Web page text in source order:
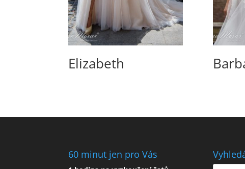
Elizabeth
60 minut jen pro Vás